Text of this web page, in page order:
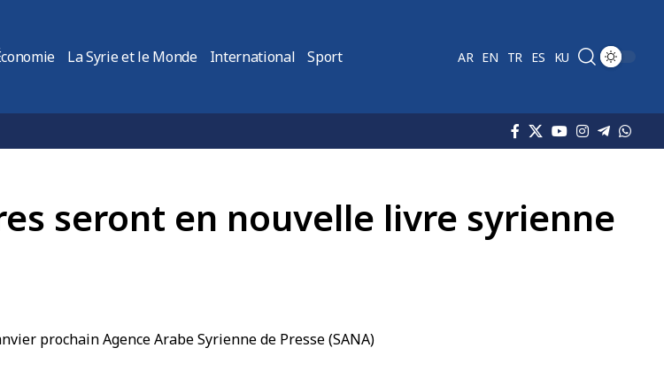
La Syrie et le Monde International Sport AR EN TR ES KU
seront en nouvelle livre syrienne